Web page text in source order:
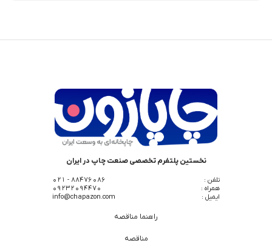
نخستین پلتفرم تخصصی صنعت چاپ در ایران
تلفن :
88476086 - 021
همراه :
09232094470
ایمیل :
info@chapazon.com
راهنما مناقصه
مناقصه